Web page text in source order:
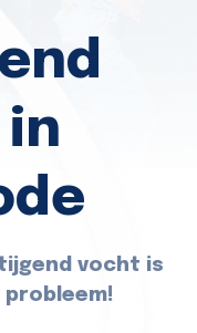
vocht is
probleem!